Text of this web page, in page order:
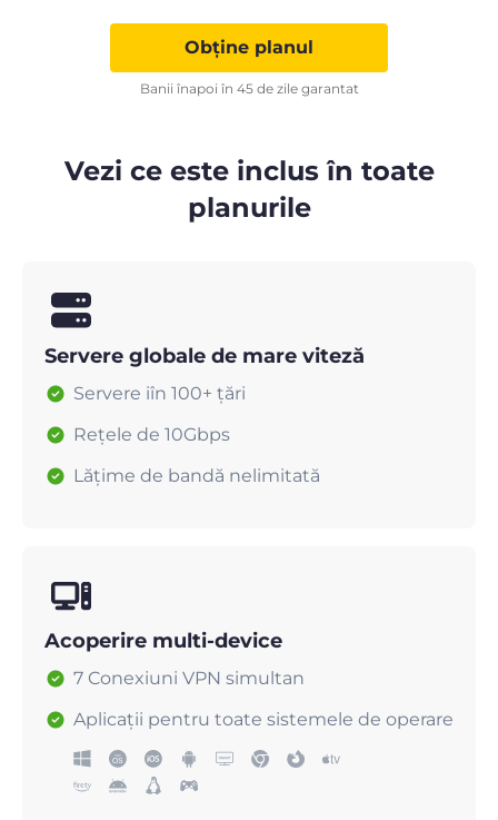
Obține planul
Banii înapoi în 45 de zile garantat
Vezi ce este inclus în toate
planurile
Servere globale de mare viteză
Servere iîn 100+ țări
Rețele de 10Gbps
Lățime de bandă nelimitată
Acoperire multi-device
7 Conexiuni VPN simultan
Aplicații pentru toate sistemele de operare